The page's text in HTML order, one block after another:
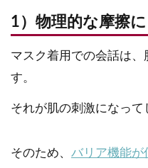
1）物理的な摩擦
マスク着用での会話は、
す。
それが肌の刺激になって
そのため、 バリア機能が